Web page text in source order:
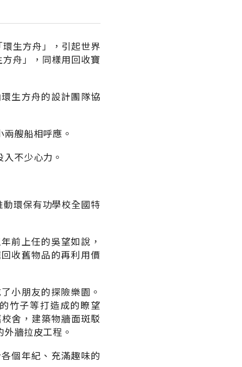
生方舟」，引起世界
舟」，同樣用回收寶
生方舟的設計團隊協
艘船相呼應。
不少心力。
環保有功學校全國特
前上任的吳望如說，
收舊物品的再利用價
小朋友的探險樂園。
竹子等打造成的瞭望
舍，建築物牆面斑駁
牆拉皮工程。
個年紀、充滿趣味的